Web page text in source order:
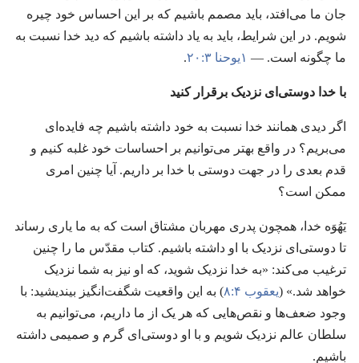
جان ما می‌افتد،‏ باید مصمم باشیم که بر این احساس خود چیره
شویم.‏ در این شرایط،‏ باید به یاد داشته باشیم که دید خدا نسبت به
ما چگونه است.‏ —‏ ۱یوحنا ۳:‏۲۰ ‏.‏
با خدا دوستی‌ای نزدیک برقرار کنید
اگر دیدی همانند خدا نسبت به خود داشته باشیم چه فایده‌ای
می‌بریم؟‏ در واقع بهتر می‌توانیم بر احساسات خود غلبه کنیم و
قدم بعدی را در جهت دوستی با خدا بر داریم.‏ آیا چنین امری
ممکن است؟‏
یَهُوَه خدا،‏ همچون پدری مهربان مشتاق است که به ما یاری رساند
تا دوستی‌ای نزدیک با او داشته باشیم.‏ کتاب مقدّس ما را چنین
ترغیب می‌کند:‏ «به خدا نزدیک شوید،‏ که او نیز به شما نزدیک
خواهد شد.‏» (‏یعقوب ۴:‏۸
‏)‏ به این واقعیت شگفت‌انگیز بیندیشید:‏ با
وجود ضعف‌ها و نقص‌هایی که هر یک از ما داریم،‏ می‌توانیم به
سلطان عالم نزدیک شویم و با او دوستی‌ای گرم و صمیمی داشته
باشیم.‏